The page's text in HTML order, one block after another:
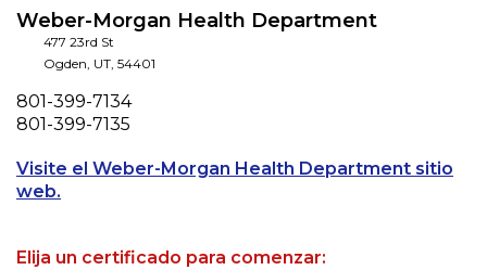
Weber-Morgan Health Department
477 23rd St
Ogden, UT, 54401
Phone
801-399-7134
Fax
801-399-7135
Visite el Weber-Morgan Health Department sitio
web.
Elija un certificado para comenzar: